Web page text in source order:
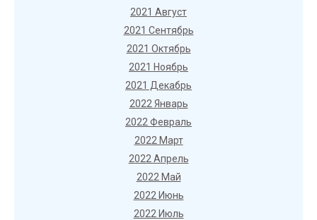
2021 Август
2021 Сентябрь
2021 Октябрь
2021 Ноябрь
2021 Декабрь
2022 Январь
2022 Февраль
2022 Март
2022 Апрель
2022 Май
2022 Июнь
2022 Июль